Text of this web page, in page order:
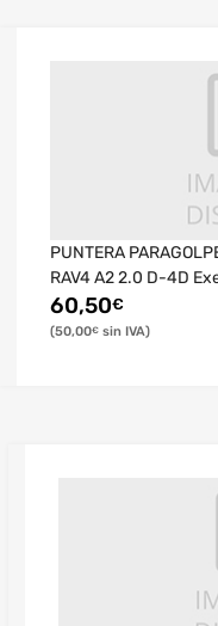
PUNTERA
RAV4 A2 2.0 D-4D
60,50€
50,00€